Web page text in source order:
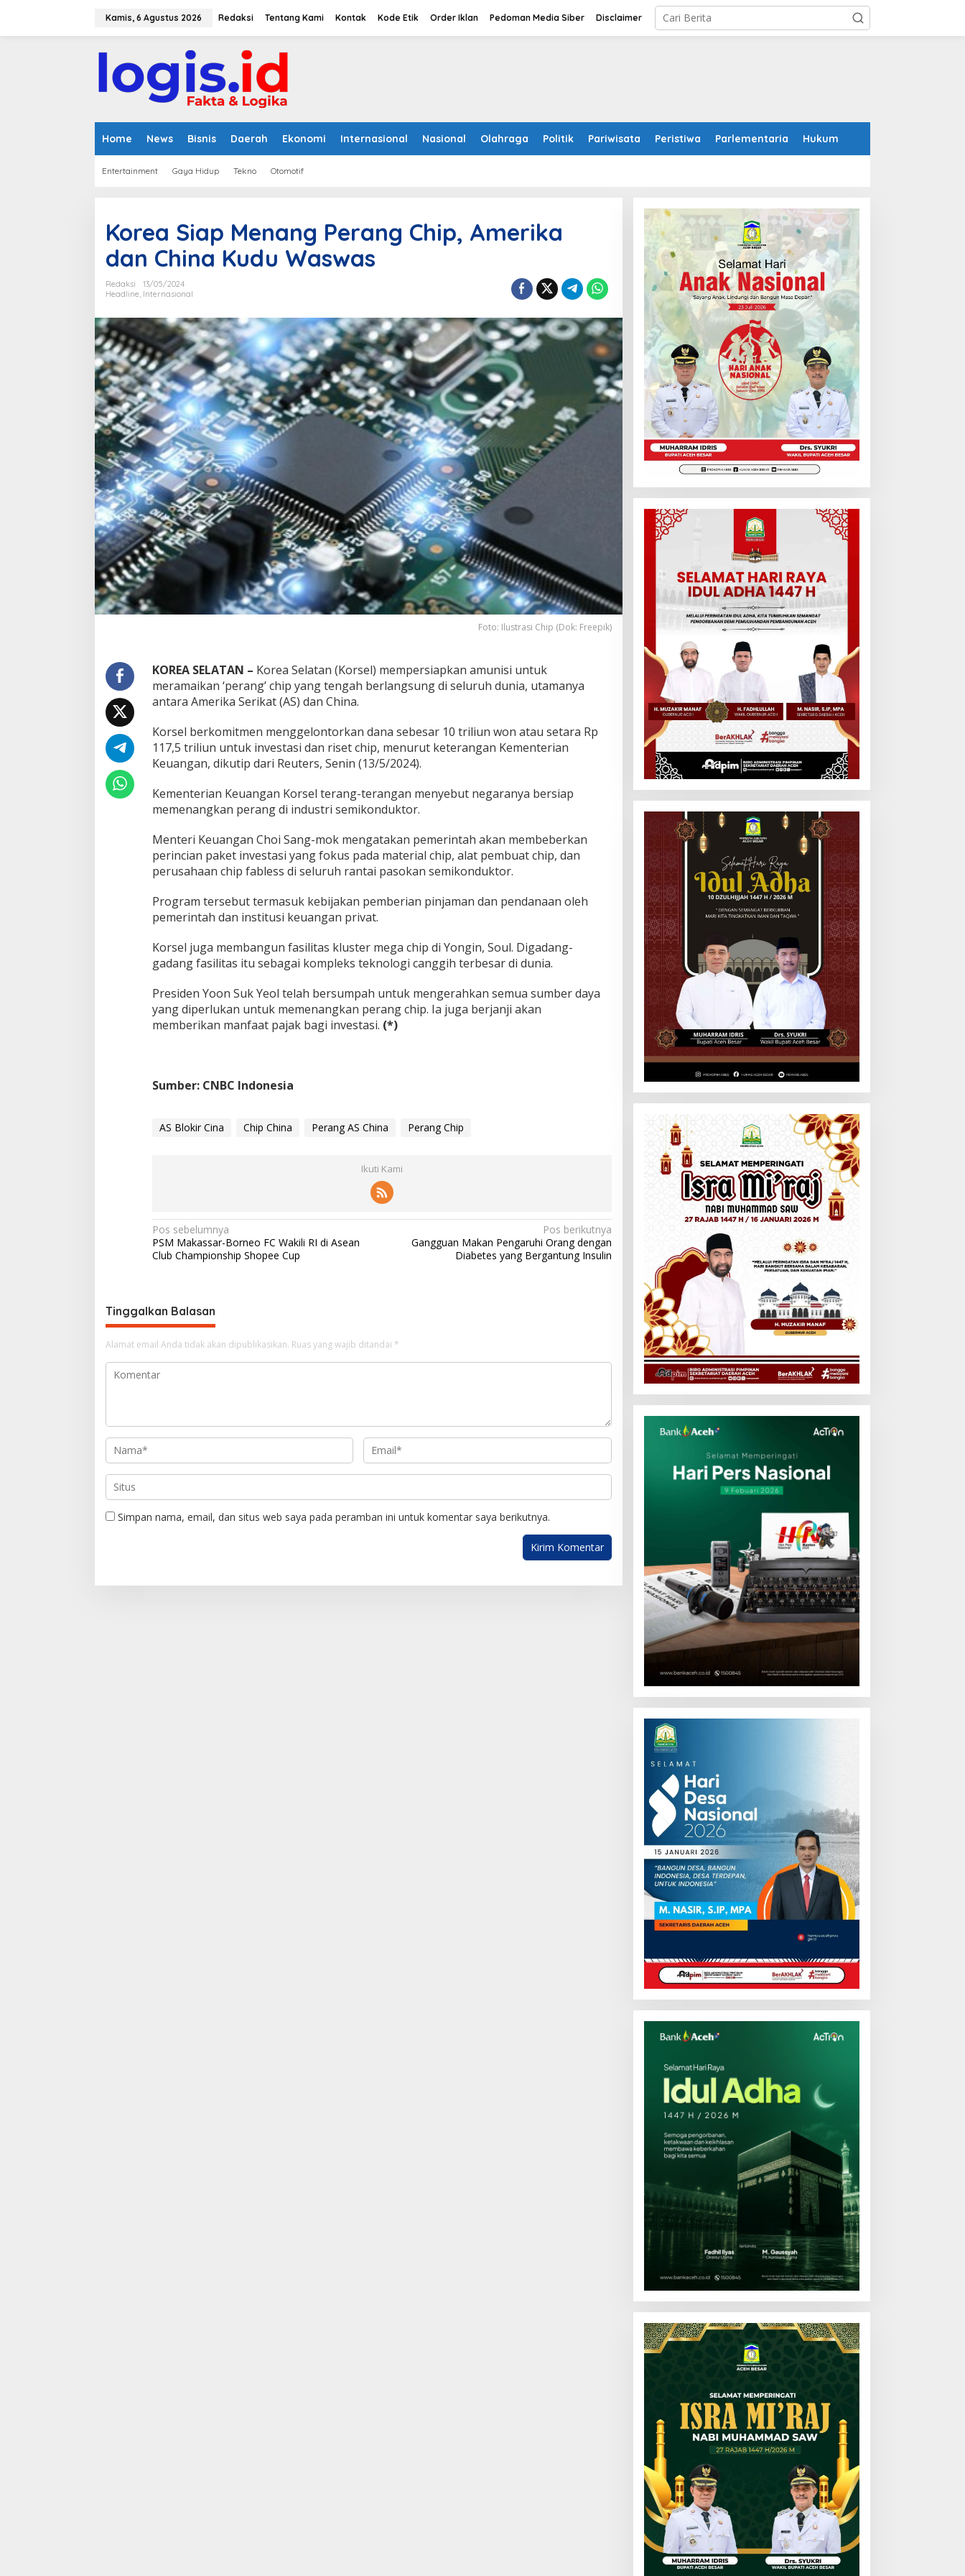
Kamis, 6 Agustus 2026 Redaksi Tentang Kami Kontak Kode Etik Order Iklan Pedoman Media Siber Disclaimer
Home News Bisnis Daerah Ekonomi Internasional Nasional Olahraga Politik Pariwisata Peristiwa Parlementaria Hukum
Entertainment Gaya Hidup Tekno Otomotif
Korea Siap Menang Perang Chip, Amerika
dan China Kudu Waswas
Redaksi
13/05/2024
Headline, Internasional
Foto: Ilustrasi Chip (Dok: Freepik)
KOREA SELATAN – Korea Selatan (Korsel) mempersiapkan amunisi untuk
meramaikan ‘perang’ chip yang tengah berlangsung di seluruh dunia, utamanya
antara Amerika Serikat (AS) dan China.
Korsel berkomitmen menggelontorkan dana sebesar 10 triliun won atau setara Rp
117,5 triliun untuk investasi dan riset chip, menurut keterangan Kementerian
Keuangan, dikutip dari Reuters, Senin (13/5/2024).
Kementerian Keuangan Korsel terang-terangan menyebut negaranya bersiap
memenangkan perang di industri semikonduktor.
Menteri Keuangan Choi Sang-mok mengatakan pemerintah akan membeberkan
perincian paket investasi yang fokus pada material chip, alat pembuat chip, dan
perusahaan chip fabless di seluruh rantai pasokan semikonduktor.
Program tersebut termasuk kebijakan pemberian pinjaman dan pendanaan oleh
pemerintah dan institusi keuangan privat.
Korsel juga membangun fasilitas kluster mega chip di Yongin, Soul. Digadang-
gadang fasilitas itu sebagai kompleks teknologi canggih terbesar di dunia.
Presiden Yoon Suk Yeol telah bersumpah untuk mengerahkan semua sumber daya
yang diperlukan untuk memenangkan perang chip. Ia juga berjanji akan
memberikan manfaat pajak bagi investasi. (*)
Sumber: CNBC Indonesia
AS Blokir Cina Chip China Perang AS China Perang Chip
Ikuti Kami
N
a
g
a
s
i
s
Pos sebelumnya
PSM Makassar-Borneo FC Wakili RI di Asean
Club Championship Shopee Cup
Pos berikutnya
Gangguan Makan Pengaruhi Orang dengan
Diabetes yang Bergantung Insulin
Tinggalkan Balasan
Alamat email Anda tidak akan dipublikasikan. Ruas yang wajib ditandai *
Simpan nama, email, dan situs web saya pada peramban ini untuk komentar saya berikutnya.